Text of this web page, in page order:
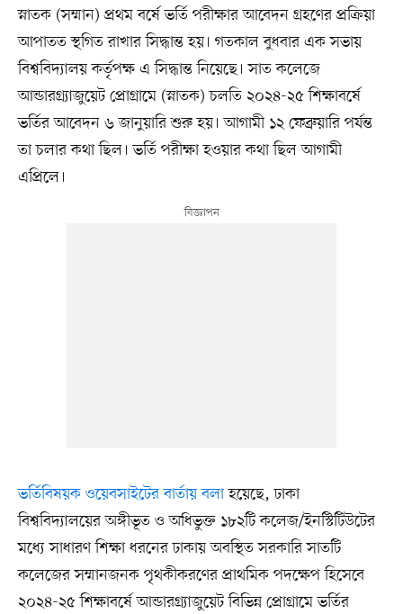
স্নাতক (সম্মান) প্রথম বর্ষে ভর্তি পরীক্ষার আবেদন গ্রহণের প্রক্রিয়া
আপাতত স্থগিত রাখার সিদ্ধান্ত হয়। গতকাল বুধবার এক সভায়
বিশ্ববিদ্যালয় কর্তৃপক্ষ এ সিদ্ধান্ত নিয়েছে। সাত কলেজে
আন্ডারগ্র্যাজুয়েট প্রোগ্রামে (স্নাতক) চলতি ২০২৪-২৫ শিক্ষাবর্ষে
ভর্তির আবেদন ৬ জানুয়ারি শুরু হয়। আগামী ১২ ফেব্রুয়ারি পর্যন্ত
তা চলার কথা ছিল। ভর্তি পরীক্ষা হওয়ার কথা ছিল আগামী
এপ্রিলে।
ভর্তিবিষয়ক ওয়েবসাইটের বার্তায় বলাহয়েছে, ঢাকা
বিশ্ববিদ্যালয়ের অঙ্গীভূত ও অধিভুক্ত ১৮২টি কলেজ/ইনস্টিটিউটের
মধ্যে সাধারণ শিক্ষা ধরনের ঢাকায় অবস্থিত সরকারি সাতটি
কলেজের সম্মানজনক পৃথকীকরণের প্রাথমিক পদক্ষেপ হিসেবে
২০২৪-২৫ শিক্ষাবর্ষে আন্ডারগ্র্যাজুয়েট বিভিন্ন প্রোগ্রামে ভর্তির